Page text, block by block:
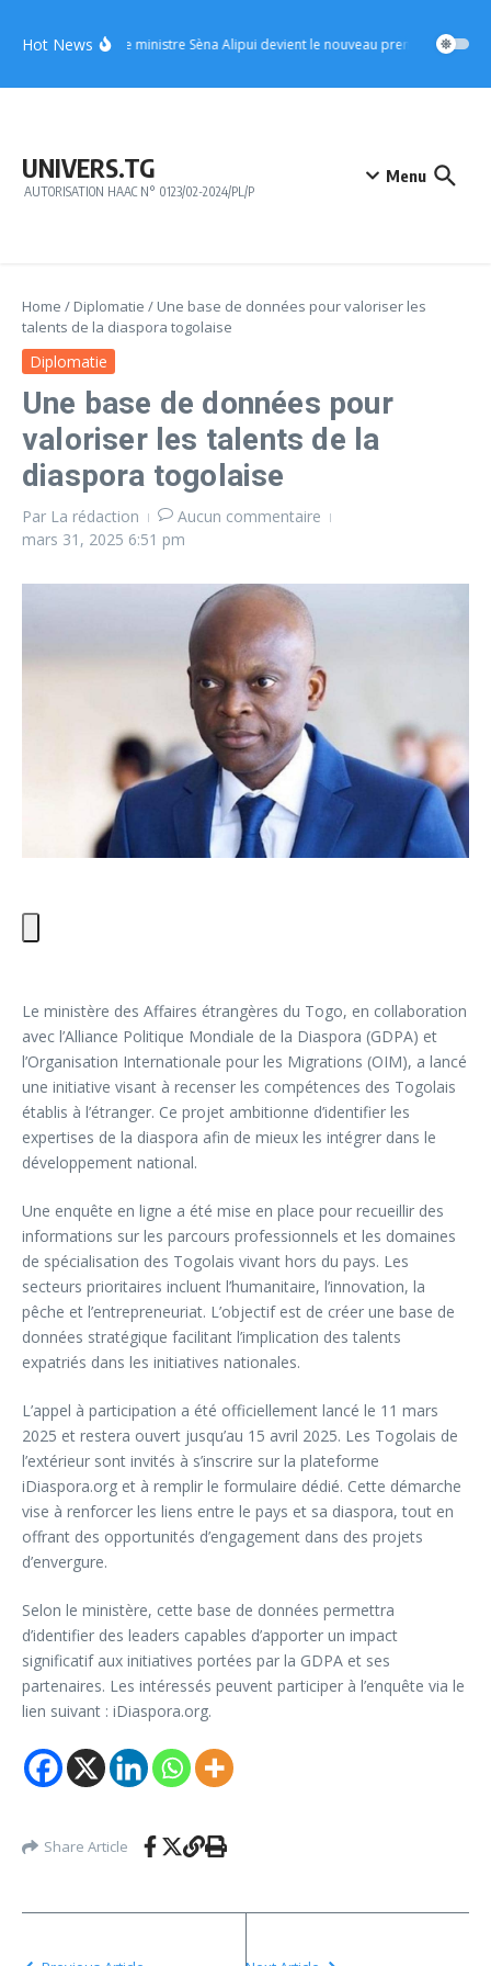
Hot NewsUFC : le ministre Sèna Alipui devient le nouveau premier vice-
UNIVERS.TG
AUTORISATION HAAC N° 0123/02-2024/PL/P
Menu
Home / Diplomatie / Une base de données pour valoriser les
talents de la diaspora togolaise
Diplomatie
Une base de données pour
valoriser les talents de la
diaspora togolaise
Par La rédaction
Aucun commentaire
mars 31, 2025 6:51 pm
Le ministère des Affaires étrangères du Togo, en collaboration
avec l’Alliance Politique Mondiale de la Diaspora (GDPA) et
l’Organisation Internationale pour les Migrations (OIM), a lancé
une initiative visant à recenser les compétences des Togolais
établis à l’étranger. Ce projet ambitionne d’identifier les
expertises de la diaspora afin de mieux les intégrer dans le
développement national.
Une enquête en ligne a été mise en place pour recueillir des
informations sur les parcours professionnels et les domaines
de spécialisation des Togolais vivant hors du pays. Les
secteurs prioritaires incluent l’humanitaire, l’innovation, la
pêche et l’entrepreneuriat. L’objectif est de créer une base de
données stratégique facilitant l’implication des talents
expatriés dans les initiatives nationales.
L’appel à participation a été officiellement lancé le 11 mars
2025 et restera ouvert jusqu’au 15 avril 2025. Les Togolais de
l’extérieur sont invités à s’inscrire sur la plateforme
iDiaspora.org et à remplir le formulaire dédié. Cette démarche
vise à renforcer les liens entre le pays et sa diaspora, tout en
offrant des opportunités d’engagement dans des projets
d’envergure.
Selon le ministère, cette base de données permettra
d’identifier des leaders capables d’apporter un impact
significatif aux initiatives portées par la GDPA et ses
partenaires. Les intéressés peuvent participer à l’enquête via le
lien suivant : iDiaspora.org.
Share Article